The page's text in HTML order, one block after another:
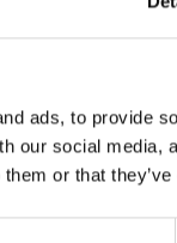
ads, to provide
our social
or that